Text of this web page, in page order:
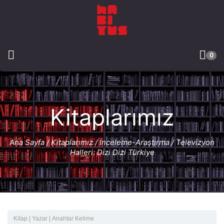
0
Kitaplarımız
Ana Sayfa/Kitaplarımız/İnceleme-Araştırma/ Televizyon
Halleri: Dizi Dizi Türkiye